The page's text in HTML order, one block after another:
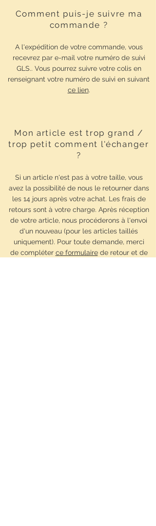
Comment puis-je suivre ma
commande ?
A l'expédition de votre commande, vous
recevrez par e-mail votre numéro de suivi
GLS.. Vous pourrez suivre votre colis en
renseignant votre numéro de suivi en suivant
ce lien.
Mon article est trop grand /
trop petit comment l'échanger
?
Si un article n'est pas à votre taille, vous
avez la possibilité de nous le retourner dans
les 14 jours après votre achat. Les frais de
retours sont à votre charge. Après réception
de votre article, nous procéderons à l'envoi
d'un nouveau (pour les articles taillés
uniquement). Pour toute demande, merci
decompléter ce formulairede retouret de